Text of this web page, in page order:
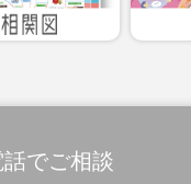
話でご相談